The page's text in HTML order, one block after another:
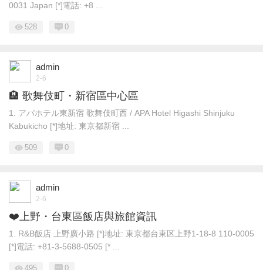
0031 Japan [*]電話: +8 ...
528 0
admin
2-6
🏨 歌舞伎町・新宿區中心區
1. アパホテル東新宿 歌舞伎町西 / APA Hotel Higashi Shinjuku
Kabukicho [*]地址: 東京都新宿 ...
509 0
admin
2-6
❤️上野・台東區飯店與旅館資訊
1. R&B飯店 上野廣小路 [*]地址: 東京都台東区上野1-18-8 110-0005
[*]電話: +81-3-5688-0505 [* ...
495 0